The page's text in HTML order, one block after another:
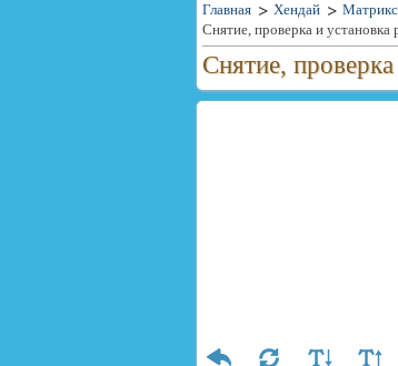
Главная Хендай Матрикс
Снятие, проверка и установка
Снятие,